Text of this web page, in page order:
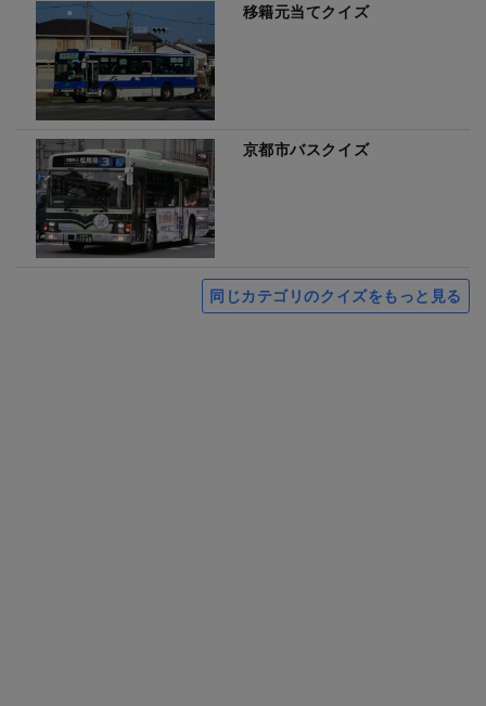
移籍元当てクイズ
京都市バスクイズ
同じカテゴリのクイズをもっと見る